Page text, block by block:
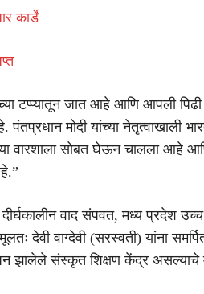
कार्डे
टप्प्यातून जात आहे आणि आपली पिढी
मोदी यांच्या नेतृत्वाखाली
वारशाला सोबत घेऊन चालला आहे
वाद संपवत, मध्य प्रदेश उच्च
देवी वाग्देवी (सरस्वती) यांना
झालेले संस्कृत शिक्षण केंद्र असल्याचे